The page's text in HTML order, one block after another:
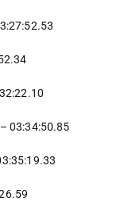
03:34:50.85